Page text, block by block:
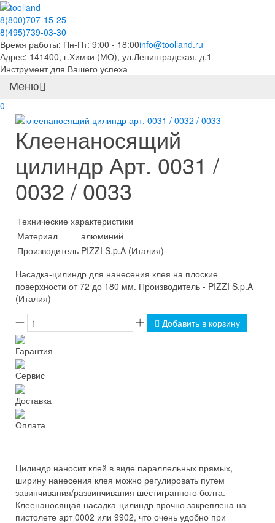
8(800)707-15-25
8(495)739-03-30
Время работы: Пн-Пт: 9:00 - 18:00info@toolland.ru
Адрес: 141400, г.Химки (МО), ул.Ленинградская, д.1
Инструмент для Вашего успеха
Меню
0
Клеенаносящий
цилиндр Арт. 0031 /
0032 / 0033
Технические характеристики
Материал
алюминий
Производитель PIZZI S.p.A (Италия)
Насадка-цилиндр для нанесения клея на плоские
поверхности от 72 до 180 мм. Производитель - PIZZI S.p.A
(Италия)
Добавить в корзину
Гарантия
Сервис
Доставка
Оплата
Цилиндр наносит клей в виде параллельных прямых,
ширину нанесения клея можно регулировать путем
завинчивания/развинчивания шестигранного болта.
Клеенаносящая насадка-цилиндр прочно закреплена на
пистолете арт 0002 или 9902, что очень удобно при